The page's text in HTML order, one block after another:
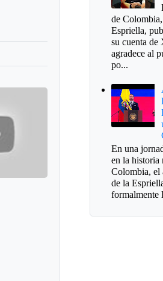
de
Espriella,
su cuenta de
agradece al
po...
En una
en la historia
Colombia, el
de la
formalmente